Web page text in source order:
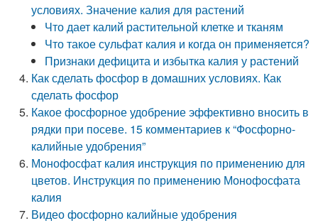
условиях. Значение калия для растений
Что дает калий растительной клетке и тканям
Что такое сульфат калия и когда он применяется?
Признаки дефицита и избытка калия у растений
Как сделать фосфор в домашних условиях. Как
сделать фосфор
Какое фосфорное удобрение эффективно вносить в
рядки при посеве. 15 комментариев к “Фосфорно-
калийные удобрения”
Монофосфат калия инструкция по применению для
цветов. Инструкция по применению Монофосфата
калия
Видео фосфорно калийные удобрения